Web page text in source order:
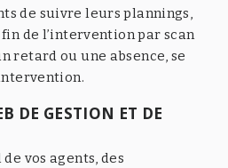
de suivre leurs plannings,
de l’intervention par scan
retard ou une absence, se
DE GESTION ET DE
vos agents, des